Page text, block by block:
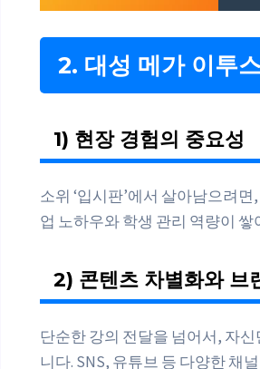
2. 대성 메가 이투
1) 현장 경험의 중요성
소위 ‘입시판’에서 살아남으려
업 노하우와 학생 관리 역량이
2) 콘텐츠 차별화와 브
단순한 강의 전달을 넘어서, 자
니다. SNS, 유튜브 등 다양한 채